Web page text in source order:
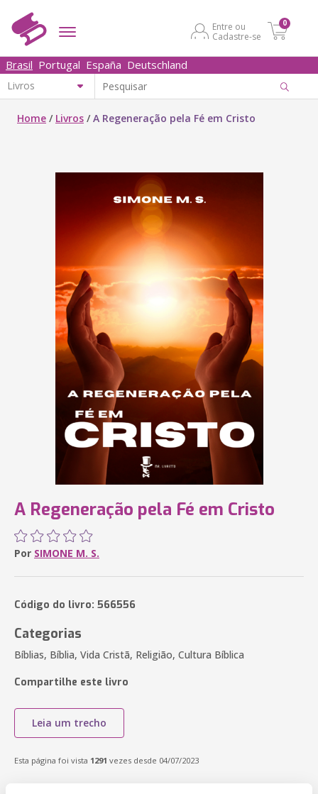
Entre ou
Cadastre-se
0
Brasil Portugal España Deutschland
Home / Livros /A Regeneração pela Fé em Cristo
A Regeneração pela Fé em Cristo
Por SIMONE M. S.
Código do livro: 566556
Categorias
Bíblias, Bíblia, Vida Cristã, Religião, Cultura Bíblica
Compartilhe este livro
Leia um trecho
Esta página foi vista 1291 vezes desde 04/07/2023